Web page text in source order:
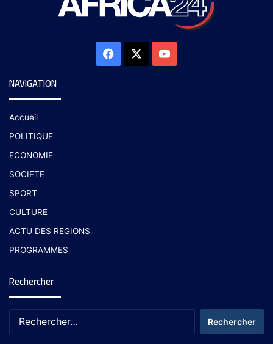
NAVIGATION
Accueil
POLITIQUE
ECONOMIE
SOCIETE
SPORT
CULTURE
ACTU DES REGIONS
PROGRAMMES
Rechercher